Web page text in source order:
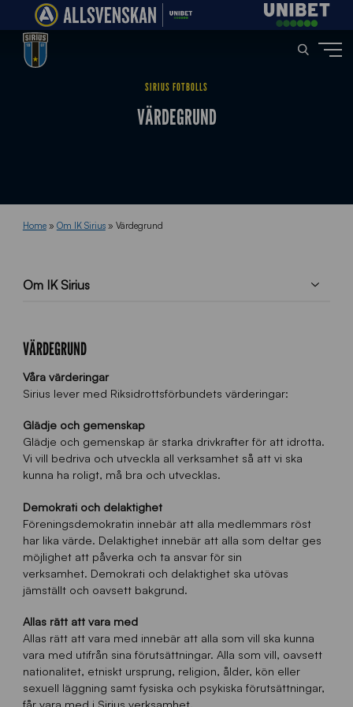
SIRIUS FOTBOLLS
VÄRDEGRUND
Home» Om IK Sirius» Värdegrund
Om IK Sirius
VÄRDEGRUND
Våra värderingar
Sirius lever med Riksidrottsförbundets värderingar:
Glädje och gemenskap
Glädje och gemenskap är starka drivkrafter för att idrotta.
Vi vill bedriva och utveckla all verksamhet så att vi ska
kunna ha roligt, må bra och utvecklas.
Demokrati och delaktighet
Föreningsdemokratin innebär att alla medlemmars röst
har lika värde. Delaktighet innebär att alla som deltar ges
möjlighet att påverka och ta ansvar för sin
verksamhet. Demokrati och delaktighet ska utövas
jämställt och oavsett bakgrund.
Allas rätt att vara med
Allas rätt att vara med innebär att alla som vill ska kunna
vara med utifrån sina förutsättningar. Alla som vill, oavsett
nationalitet, etniskt ursprung, religion, ålder, kön eller
sexuell läggning samt fysiska och psykiska förutsättningar,
får vara med i Sirius verksamhet.